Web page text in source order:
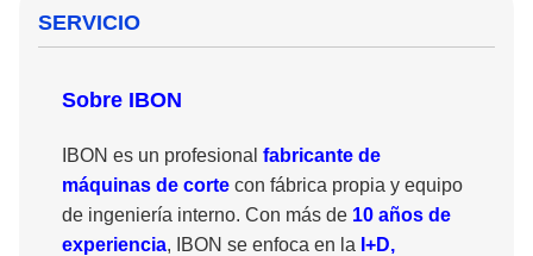
SERVICIO
Sobre IBON
IBON es un profesional fabricante de
máquinas de corte con fábrica propia y equipo
de ingeniería interno. Con más de 10 años de
experiencia, IBON se enfoca en la I+D,